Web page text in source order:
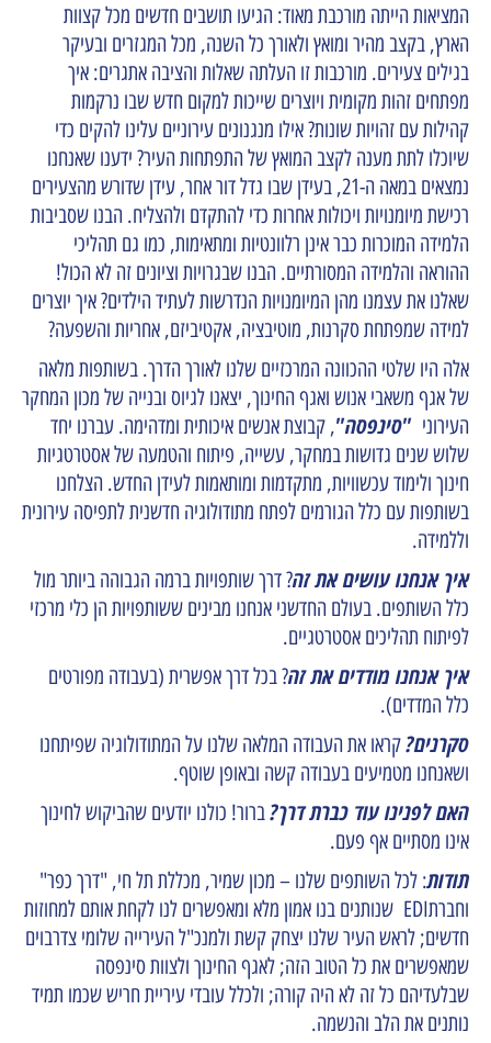
המציאות הייתה מורכבת מאוד: הגיעו תושבים חדשים מכל קצוות
הארץ, בקצב מהיר ומואץ ולאורך כל השנה, מכל המגזרים ובעיקר
בגילים צעירים. מורכבות זו העלתה שאלות והציבה אתגרים: איך
מפתחים זהות מקומית ויוצרים שייכות למקום חדש שבו נרקמות
קהילות עם זהויות שונות? אילו מנגנונים עירוניים עלינו להקים כדי
שיוכלו לתת מענה לקצב המואץ של התפתחות העיר? ידענו שאנחנו
נמצאים במאה ה-21, בעידן שבו גדל דור אחר, עידן שדורש מהצעירים
רכישת מיומנויות ויכולות אחרות כדי להתקדם ולהצליח. הבנו שסביבות
הלמידה המוכרות כבר אינן רלוונטיות ומתאימות, כמו גם תהליכי
ההוראה והלמידה המסורתיים. הבנו שבגרויות וציונים זה לא הכול!
שאלנו את עצמנו מהן המיומנויות הנדרשות לעתיד הילדים? איך יוצרים
למידה שמפתחת סקרנות, מוטיבציה, אקטיביזם, אחריות והשפעה?
אלה היו שלטי ההכוונה המרכזיים שלנו לאורך הדרך. בשותפות מלאה
של אגף משאבי אנוש ואגף החינוך, יצאנו לגיוס ובנייה של מכון המחקר
העירוני "סינפסה", קבוצת אנשים איכותית ומדהימה. עברנו יחד
שלוש שנים גדושות במחקר, עשייה, פיתוח והטמעה של אסטרטגיות
חינוך ולימוד עכשוויות, מתקדמות ומותאמות לעידן החדש. הצלחנו
בשותפות עם כלל הגורמים לפתח מתודולוגיה חדשנית לתפיסה עירונית
וללמידה.
איך אנחנו עושים את זה? דרך שותפויות ברמה הגבוהה ביותר מול
כלל השותפים. בעולם החדשני אנחנו מבינים ששותפויות הן כלי מרכזי
לפיתוח תהליכים אסטרטגיים.
איך אנחנו מודדים את זה? בכל דרך אפשרית (בעבודה מפורטים
כלל המדדים).
סקרנים?קראו את העבודה המלאה שלנו על המתודולוגיה שפיתחנו
ושאנחנו מטמיעים בעבודה קשה ובאופן שוטף.
האם לפנינו עוד כברת דרך?ברור! כולנו יודעים שהביקוש לחינוך
אינו מסתיים אף פעם.
תודות: לכל השותפים שלנו – מכון שמיר, מכללת תל חי, "דרך כפר"
וחברתEDI שנותנים בנו אמון מלא ומאפשרים לנו לקחת אותם למחוזות
חדשים; לראש העיר שלנו יצחק קשת ולמנכ"ל העירייה שלומי צדרבוים
שמאפשרים את כל הטוב הזה; לאגף החינוך ולצוות סינפסה
שבלעדיהם כל זה לא היה קורה; ולכלל עובדי עיריית חריש שכמו תמיד
נותנים את הלב והנשמה.